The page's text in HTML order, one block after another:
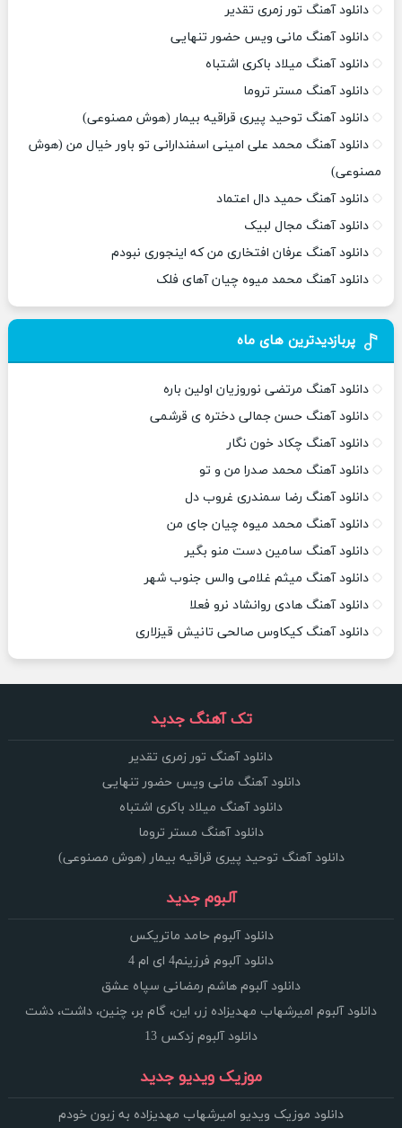
دانلود آهنگ تور زمری تقدیر
دانلود آهنگ مانی ویس حضور تنهایی
دانلود آهنگ میلاد باکری اشتباه
دانلود آهنگ مستر تروما
دانلود آهنگ توحید پیری قراقیه بیمار (هوش مصنوعی)
دانلود آهنگ محمد علی امینی اسفندارانی تو باور خیال من (هوش
مصنوعی)
دانلود آهنگ حمید دال اعتماد
دانلود آهنگ مجال لبیک
دانلود آهنگ عرفان افتخاری من که اینجوری نبودم
دانلود آهنگ محمد میوه چیان آهای فلک
پربازدیدترین های ماه
دانلود آهنگ مرتضی نوروزیان اولین باره
دانلود آهنگ حسن جمالی دختره ی قرشمی
دانلود آهنگ چکاد خون نگار
دانلود آهنگ محمد صدرا من و تو
دانلود آهنگ رضا سمندری غروب دل
دانلود آهنگ محمد میوه چیان جای من
دانلود آهنگ سامین دست منو بگیر
دانلود آهنگ میثم غلامی والس جنوب شهر
دانلود آهنگ هادی روانشاد نرو فعلا
دانلود آهنگ کیکاوس صالحی تانیش قیزلاری
تک آهنگ جدید
دانلود آهنگ تور زمری تقدیر
دانلود آهنگ مانی ویس حضور تنهایی
دانلود آهنگ میلاد باکری اشتباه
دانلود آهنگ مستر تروما
دانلود آهنگ توحید پیری قراقیه بیمار (هوش مصنوعی)
آلبوم جدید
دانلود آلبوم حامد ماتریکس
دانلود آلبوم فرزینم4 ای ام 4
دانلود آلبوم هاشم رمضانی سپاه عشق
دانلود آلبوم امیرشهاب مهدیزاده زر، این، گام بر، چنین، داشت، دشت
دانلود آلبوم زدکس 13
موزیک ویدیو جدید
دانلود موزیک ویدیو امیرشهاب مهدیزاده به زبون خودم